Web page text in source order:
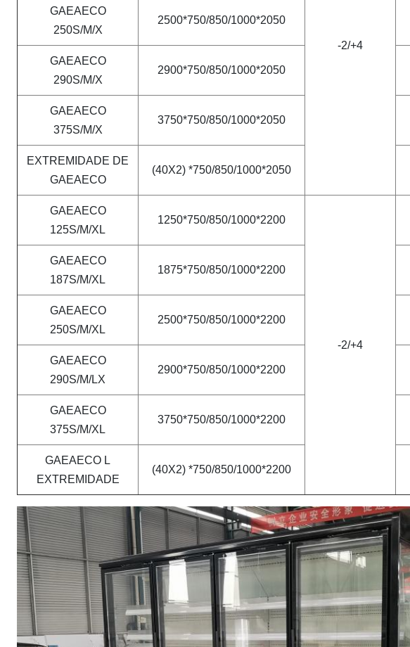
-2/+4
GAEAECO
250S/M/X
2500*750/850/1000*2050
GAEAECO
290S/M/X
2900*750/850/1000*2050
GAEAECO
375S/M/X
3750*750/850/1000*2050
EXTREMIDADE DE
GAEAECO
(40X2) *750/850/1000*2050
GAEAECO
125S/M/XL
1250*750/850/1000*2200
-2/+4
GAEAECO
187S/M/XL
1875*750/850/1000*2200
GAEAECO
250S/M/XL
2500*750/850/1000*2200
GAEAECO
290S/M/LX
2900*750/850/1000*2200
GAEAECO
375S/M/XL
3750*750/850/1000*2200
GAEAECO L
EXTREMIDADE
(40X2) *750/850/1000*2200